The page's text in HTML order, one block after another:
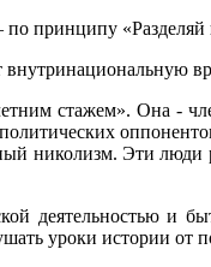
по принципу «Разделяй
внутринациональную
стажем». Она -
николизм. Эти
деятельностью и
уроки истории от